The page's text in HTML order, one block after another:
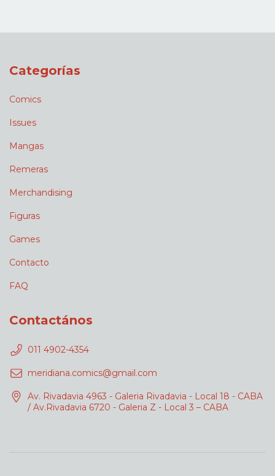
Categorías
Comics
Issues
Mangas
Remeras
Merchandising
Figuras
Games
Contacto
FAQ
Contactános
011 4902-4354
meridiana.comics@gmail.com
Av. Rivadavia 4963 - Galeria Rivadavia - Local 18 - CABA
/ Av.Rivadavia 6720 - Galeria Z - Local 3 – CABA